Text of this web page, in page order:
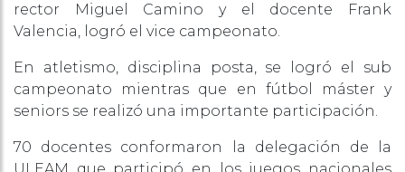
rector Miguel Camino y el docente Frank
Valencia, logró el vice campeonato.
En atletismo, disciplina posta, se logró el sub
campeonato mientras que en fútbol máster y
seniors se realizó una importante participación.
70 docentes conformaron la delegación de la